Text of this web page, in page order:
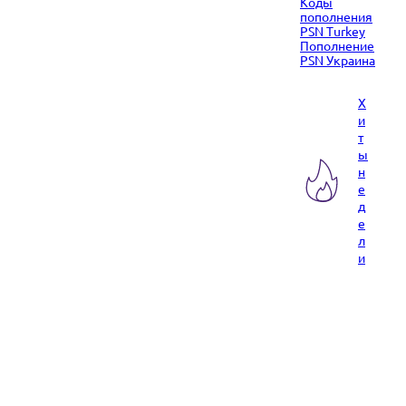
пополнения
PSN Turkey
Пополнение
PSN Украина
Х
и
т
ы
н
е
д
е
л
и